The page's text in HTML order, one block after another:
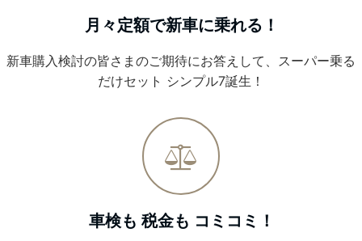
月々定額で新車に乗れる！
新車購入検討の皆さまのご期待にお答えして、スーパー乗る
だけセット シンプル7誕生！
車検も 税金も コミコミ！